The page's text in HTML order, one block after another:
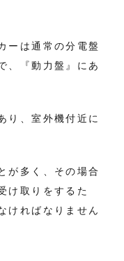
ーは通常の分電盤
、『動力盤』にあ
り、室外機付近に
が多く、その場合
け取りをするた
ければなりません